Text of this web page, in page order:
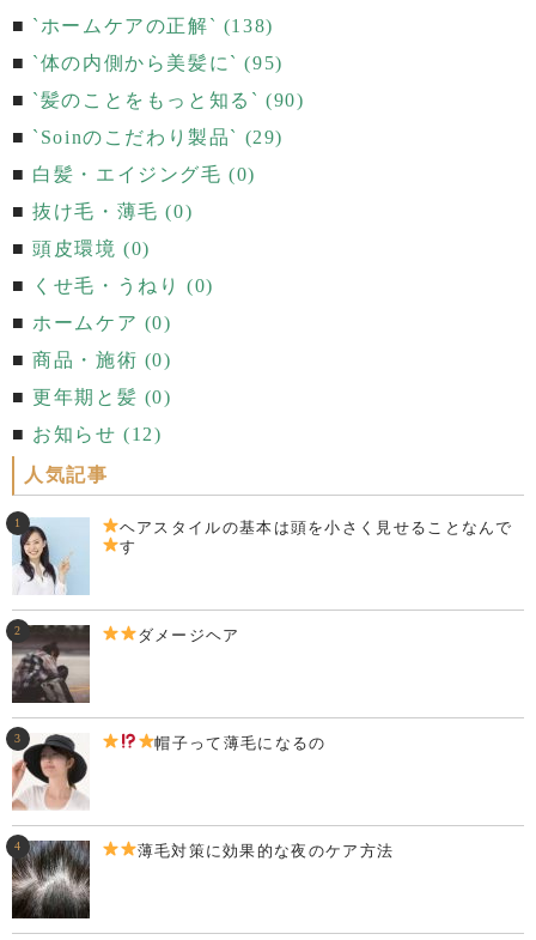
`ホームケアの正解` (138)
`体の内側から美髪に` (95)
`髪のことをもっと知る` (90)
`Soinのこだわり製品` (29)
白髪・エイジング毛 (0)
抜け毛・薄毛 (0)
頭皮環境 (0)
くせ毛・うねり (0)
ホームケア (0)
商品・施術 (0)
更年期と髪 (0)
お知らせ (12)
人気記事
ヘアスタイルの基本は頭を小さく見せることなんで
す
ダメージヘア
帽子って薄毛になるの
薄毛対策に効果的な夜のケア方法